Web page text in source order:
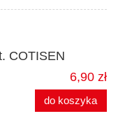
COTISEN
6,90 zł
do koszyka